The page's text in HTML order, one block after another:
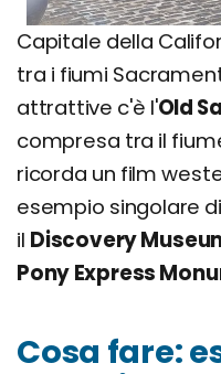
Capitale della
tra i fiumi
attrattive c'è l'Old
compresa tra il
ricorda un film
esempio singolare
il Discovery
Pony Express
Cosa fare: